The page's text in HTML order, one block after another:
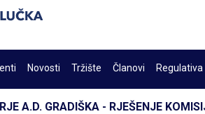
Novosti Tržište Članovi Regulativa
A.D. GRADIŠKA - RJEŠENJE